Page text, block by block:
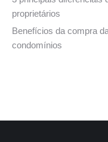
proprietários
Benefícios da compra
condomínios